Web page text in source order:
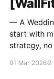
— A Wedding
start with
strategy, no
01 Mar 2026 2